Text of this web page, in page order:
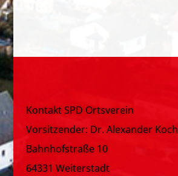
Kontakt SPD Ortsverein
Vorsitzender: Dr. Alexander Koch
Bahnhofstraße 10
64331 Weiterstadt